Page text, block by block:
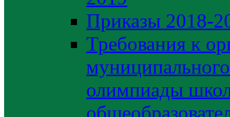
Приказы 2018-
Требования к
олимпиады